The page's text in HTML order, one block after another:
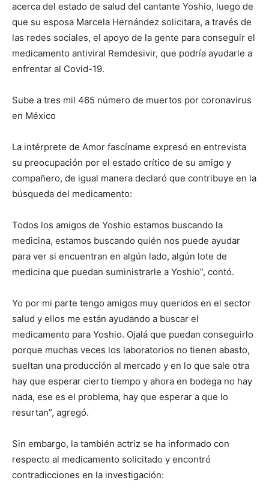
acerca del estado de salud del cantante Yoshio, luego de
que su esposa Marcela Hernández solicitara, a través de
las redes sociales, el apoyo de la gente para conseguir el
medicamento antiviral Remdesivir, que podría ayudarle a
enfrentar al Covid-19.
Sube a tres mil 465 número de muertos por coronavirus
en México
La intérprete de Amor fascíname expresó en entrevista
su preocupación por el estado crítico de su amigo y
compañero, de igual manera declaró que contribuye en la
búsqueda del medicamento:
Todos los amigos de Yoshio estamos buscando la
medicina, estamos buscando quién nos puede ayudar
para ver si encuentran en algún lado, algún lote de
medicina que puedan suministrarle a Yoshio”, contó.
Yo por mi parte tengo amigos muy queridos en el sector
salud y ellos me están ayudando a buscar el
medicamento para Yoshio. Ojalá que puedan conseguirlo
porque muchas veces los laboratorios no tienen abasto,
sueltan una producción al mercado y en lo que sale otra
hay que esperar cierto tiempo y ahora en bodega no hay
nada, ese es el problema, hay que esperar a que lo
resurtan”, agregó.
Sin embargo, la también actriz se ha informado con
respecto al medicamento solicitado y encontró
contradicciones en la investigación: